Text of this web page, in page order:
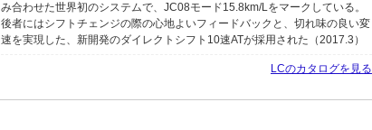
み合わせた世界初のシステムで、JC08モード15.8km/Lをマークしている。
後者にはシフトチェンジの際の心地よいフィードバックと、切れ味の良い変
速を実現した、新開発のダイレクトシフト10速ATが採用された（2017.3）
LCのカタログを見る